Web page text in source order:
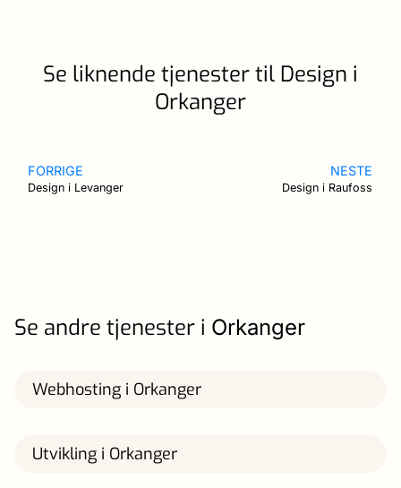
Se liknende tjenester til Design i
Orkanger
FORRIGE
Design i Levanger
NESTE
Design i Raufoss
Se andre tjenester i Orkanger
Webhosting i Orkanger
Utvikling i Orkanger